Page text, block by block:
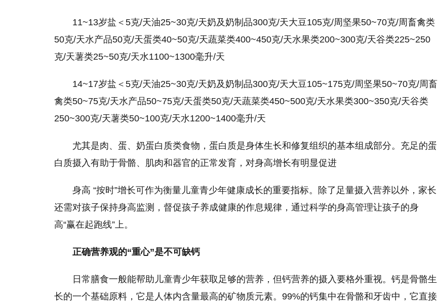
11~13岁盐＜5克/天油25~30克/天奶及奶制品300克/天大豆105克/周坚果50~70克/周畜禽类
50克/天水产品50克/天蛋类40~50克/天蔬菜类400~450克/天水果类200~300克/天谷类225~250
克/天薯类25~50克/天水1100~1300毫升/天
14~17岁盐＜5克/天油25~30克/天奶及奶制品300克/天大豆105~175克/周坚果50~70克/周畜
禽类50~75克/天水产品50~75克/天蛋类50克/天蔬菜类450~500克/天水果类300~350克/天谷类
250~300克/天薯类50~100克/天水1200~1400毫升/天
尤其是肉、蛋、奶蛋白质类食物，蛋白质是身体生长和修复组织的基本组成部分。充足的蛋
白质摄入有助于骨骼、肌肉和器官的正常发育，对身高增长有明显促进
身高 “按时”增长可作为衡量儿童青少年健康成长的重要指标。除了足量摄入营养以外，家长
还需对孩子保持身高监测，督促孩子养成健康的作息规律，通过科学的身高管理让孩子的身
高“赢在起跑线”上。
正确营养观的“重心”是不可缺钙
日常膳食一般能帮助儿童青少年获取足够的营养，但钙营养的摄入要格外重视。钙是骨骼生
长的一个基础原料，它是人体内含量最高的矿物质元素。99%的钙集中在骨骼和牙齿中，它直接